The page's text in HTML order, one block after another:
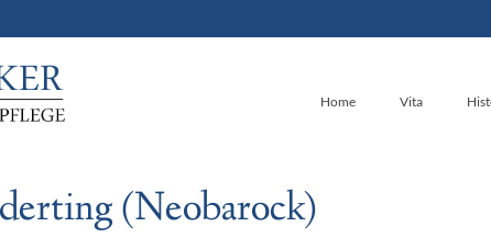
Home Vita
(Neobarock)